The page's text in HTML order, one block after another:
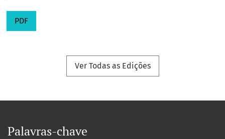
PDF
Ver Todas as Edições
Palavras-chave